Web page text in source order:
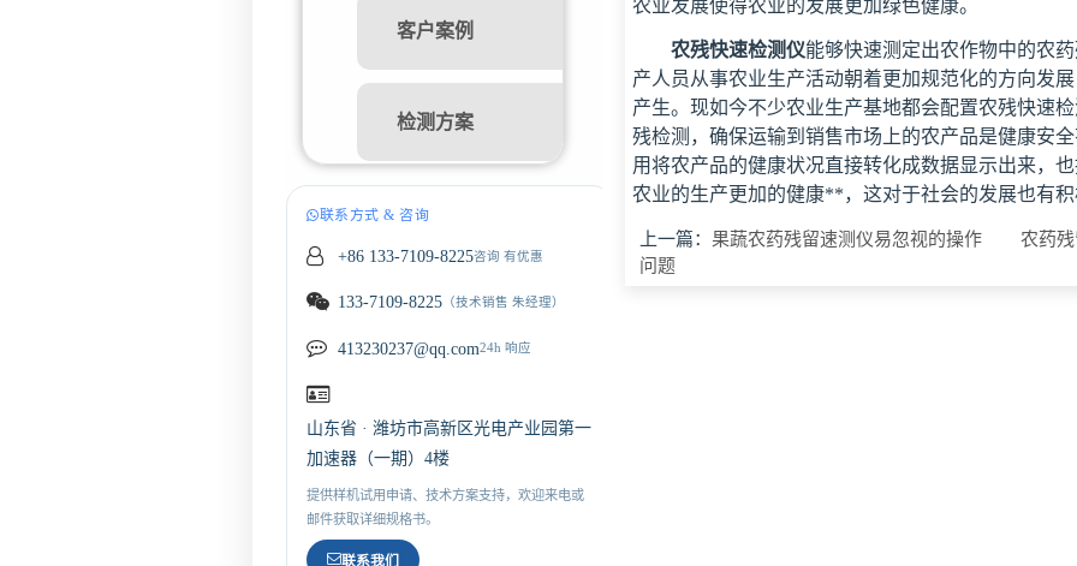
客户案例
检测方案
联系方式 & 咨询
+86 133-7109-8225咨询 有优惠
133-7109-8225（技术销售 朱经理）
413230237@qq.com24h 响应
山东省 · 潍坊市高新区光电产业园第一
加速器（一期）4楼
提供样机试用申请、技术方案支持，欢迎来电或
邮件获取详细规格书。
联系我们
农业发展使得农业的发展更加绿色健康。
农残快速检测仪能够快速测定出农作物中的农
产人员从事农业生产活动朝着更加规范化的方向发
产生。现如今不少农业生产基地都会配置农残快速
残检测，确保运输到销售市场上的农产品是健康安
用将农产品的健康状况直接转化成数据显示出来，
农业的生产更加的健康**，这对于社会的发展也有
上一篇： 果蔬农药残留速测仪易忽视的操作
问题
农药